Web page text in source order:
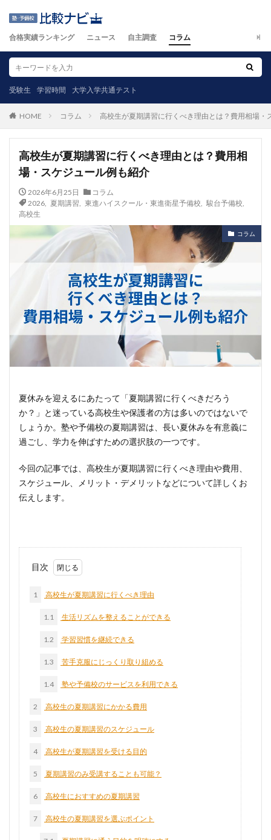
合格実績ランキング ニュース 自主調査 コラム
受験生 学習時間 大学入学共通テスト
HOME コラム 高校生が夏期講習に行くべき理由とは？費用相場・
高校生が夏期講習に行くべき理由とは？費用相
場・スケジュール例も紹介
2026年6月25日
コラム
2026, 夏期講習 東進ハイスクール・東進衛星予備校 駿台予備校
高校生
コラム
夏休みを迎えるにあたって「夏期講習に行くべきだろう
か？」と迷っている高校生や保護者の方は多いのではないで
しょうか。塾や予備校の夏期講習は、長い夏休みを有意義に
過ごし、学力を伸ばすための選択肢の一つです。
今回の記事では、高校生が夏期講習に行くべき理由や費用、
スケジュール、メリット・デメリットなどについて詳しくお
伝えします。
目次
1 高校生が夏期講習に行くべき理由
1.1 生活リズムを整えることができる
1.2 学習習慣を継続できる
1.3 苦手克服にじっくり取り組める
1.4 塾や予備校のサービスを利用できる
2 高校生の夏期講習にかかる費用
3 高校生の夏期講習のスケジュール
4 高校生が夏期講習を受ける目的
5 夏期講習のみ受講することも可能？
6 高校生におすすめの夏期講習
7 高校生の夏期講習を選ぶポイント